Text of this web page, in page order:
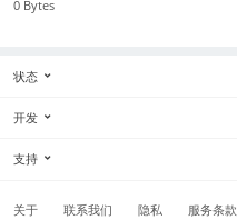
0 Bytes
状态
开发
支持
关于 联系我们 隐私 服务条款